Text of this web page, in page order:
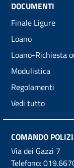
DOCUMENTI
Finale Ligure
Loano
Loano-Richiesta
Modulistica
Regolamenti
Vedi tutto
COMANDO
Via dei Gazzi 7
Telefono: